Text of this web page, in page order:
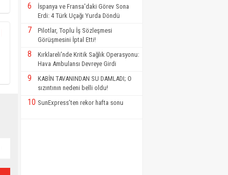
6
İspanya ve Fransa'daki Görev Sona
Erdi: 4 Türk Uçağı Yurda Döndü
7
Pilotlar, Toplu İş Sözleşmesi
Görüşmesini İptal Etti!
8
Kırklareli'nde Kritik Sağlık Operasyonu:
Hava Ambulansı Devreye Girdi
9
KABİN TAVANINDAN SU DAMLADI; O
sızıntının nedeni belli oldu!
10 SunExpress’ten rekor hafta sonu